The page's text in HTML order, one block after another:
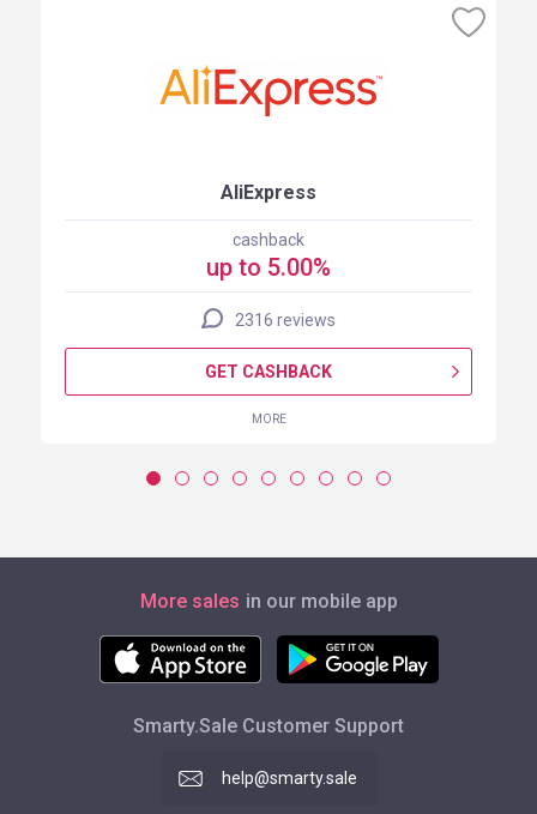
AliExpress
cashback
up to 5.00%
2316 reviews
GET CASHBACK
MORE
More sales in our mobile app
Smarty.Sale Customer Support
help@smarty.sale